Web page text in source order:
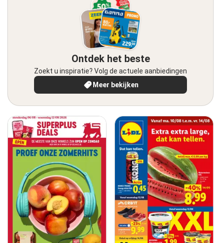
Ontdek het beste
Zoekt u inspiratie? Volg de actuele aanbiedingen
Meer bekijken